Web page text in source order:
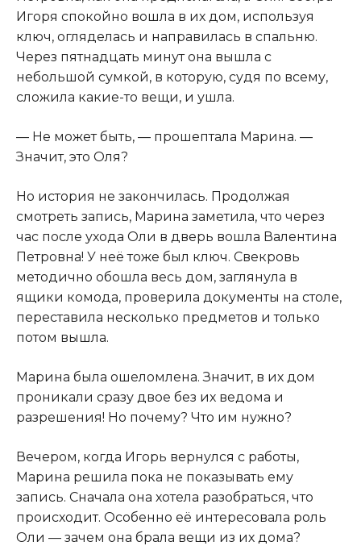
Игоря спокойно вошла в их дом, используя
ключ, огляделась и направилась в спальню.
Через пятнадцать минут она вышла с
небольшой сумкой, в которую, судя по всему,
сложила какие-то вещи, и ушла.
— Не может быть, — прошептала Марина. —
Значит, это Оля?
Но история не закончилась. Продолжая
смотреть запись, Марина заметила, что через
час после ухода Оли в дверь вошла Валентина
Петровна! У неё тоже был ключ. Свекровь
методично обошла весь дом, заглянула в
ящики комода, проверила документы на столе,
переставила несколько предметов и только
потом вышла.
Марина была ошеломлена. Значит, в их дом
проникали сразу двое без их ведома и
разрешения! Но почему? Что им нужно?
Вечером, когда Игорь вернулся с работы,
Марина решила пока не показывать ему
запись. Сначала она хотела разобраться, что
происходит. Особенно её интересовала роль
Оли — зачем она брала вещи из их дома?